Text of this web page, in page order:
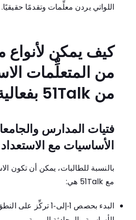
اللواتي يردن معلِّمات وتقدمًا حقيقيًا.
كيف يمكن لأنواع
من المتعلِّمات
من 51Talk بفعالية
فتيات المدارس
الأساسيات مع الاستعداد
بالنسبة للطالبات، يمكن أن تكون
مع 51Talk هي:
البدء بحصص 1‑إلى‑1 تركِّز